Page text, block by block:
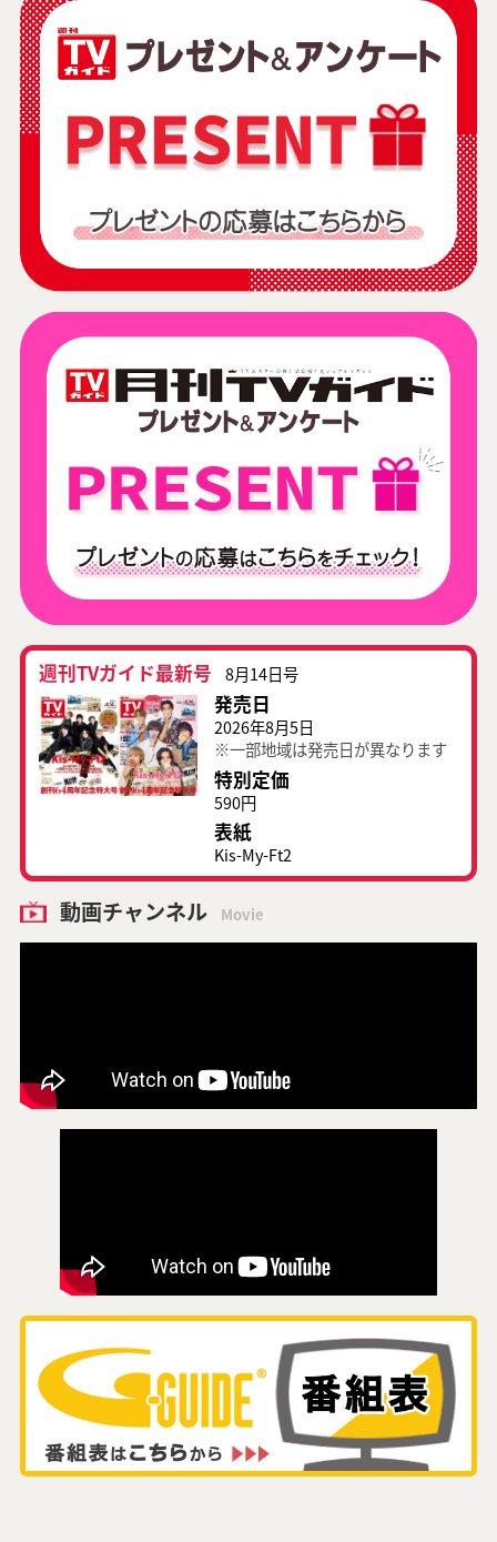
週刊TVガイド最新号 8月14日号
発売日
2026年8月5日
※一部地域は発売日が異なります
特別定価
590円
表紙
Kis-My-Ft2
動画チャンネル Movie